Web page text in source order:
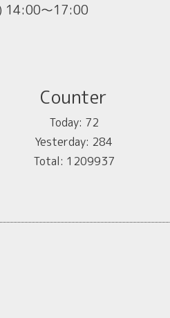
14:00～17:00
Counter
Today: 72
Yesterday: 284
Total: 1209937